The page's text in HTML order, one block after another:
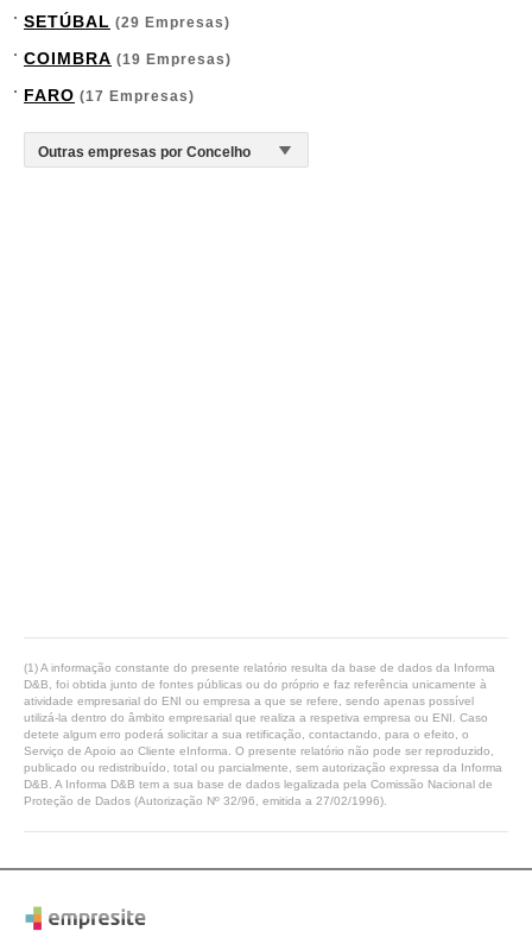
SETÚBAL (29 Empresas)
COIMBRA (19 Empresas)
FARO (17 Empresas)
(1) A informação constante do presente relatório resulta da base de dados da Informa
D&B, foi obtida junto de fontes públicas ou do próprio e faz referência unicamente à
atividade empresarial do ENI ou empresa a que se refere, sendo apenas possível
utilizá-la dentro do âmbito empresarial que realiza a respetiva empresa ou ENI. Caso
detete algum erro poderá solicitar a sua retificação, contactando, para o efeito, o
Serviço de Apoio ao Cliente eInforma. O presente relatório não pode ser reproduzido,
publicado ou redistribuído, total ou parcialmente, sem autorização expressa da Informa
D&B. A Informa D&B tem a sua base de dados legalizada pela Comissão Nacional de
Proteção de Dados (Autorização Nº 32/96, emitida a 27/02/1996).